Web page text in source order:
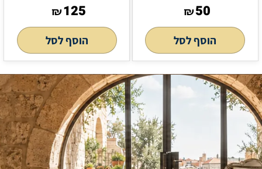
₪50
הוסף לסל
₪125
הוסף לסל